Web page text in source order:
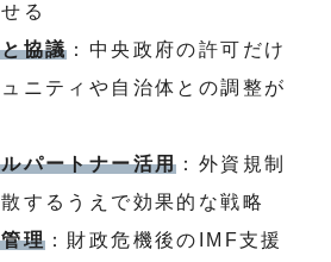
る
協議 ：中央政府の許可だけ
ニティや自治体との調整が
パートナー活用 ：外資規制
するうえで効果的な戦略
理 ：財政危機後のIMF支援